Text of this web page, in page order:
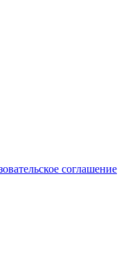
соглашение